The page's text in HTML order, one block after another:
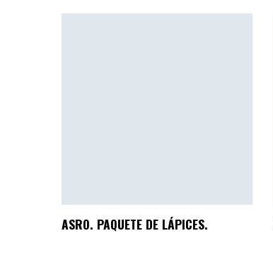
ASRO. PAQUETE DE LÁPICES.